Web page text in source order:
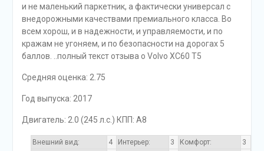
и не маленький паркетник, а фактически универсал с
внедорожными качествами премиального класса. Во
всем хорош, и в надежности, и управляемости, и по
кражам не угоняем, и по безопасности на дорогах 5
баллов. ..полный текст отзыва о Volvo XC60 T5
Средняя оценка: 2.75
Год выпуска: 2017
Двигатель: 2.0 (245 л.с.) КПП: A8
Внешний вид: 4 Интерьер: 3 Комфорт:
3